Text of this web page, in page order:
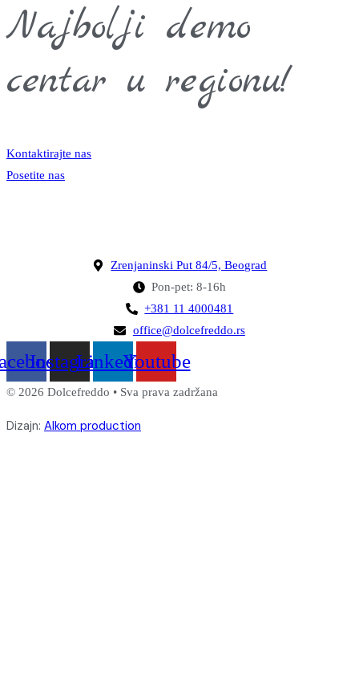
Najbolji demo
centar u regionu!
Kontaktirajte nas
Posetite nas
Zrenjaninski Put 84/5, Beograd
Pon-pet: 8-16h
+381 11 4000481
office@dolcefreddo.rs
InstagramLinkedinYoutube
© 2026 Dolcefreddo • Sva prava zadržana
Dizajn: Alkom production